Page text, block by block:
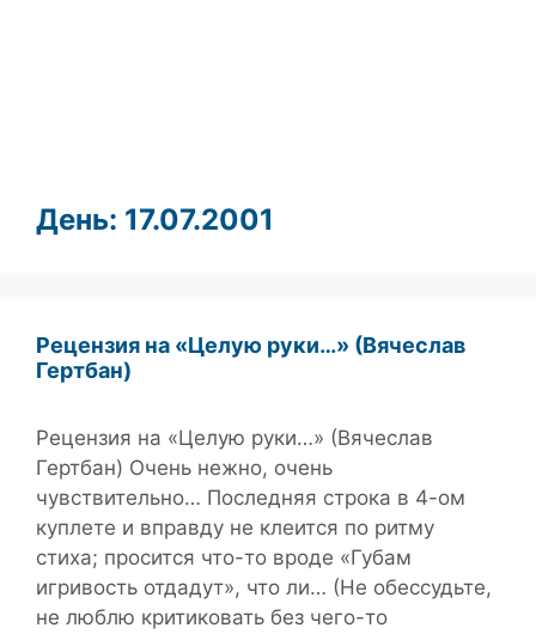
День: 17.07.2001
Рецензия на «Целую руки…» (Вячеслав
Гертбан)
Рецензия на «Целую руки…» (Вячеслав
Гертбан) Очень нежно, очень
чувствительно… Последняя строка в 4-ом
куплете и вправду не клеится по ритму
стиха; просится что-то вроде «Губам
игривость отдадут», что ли… (Не обессудьте,
не люблю критиковать без чего-то